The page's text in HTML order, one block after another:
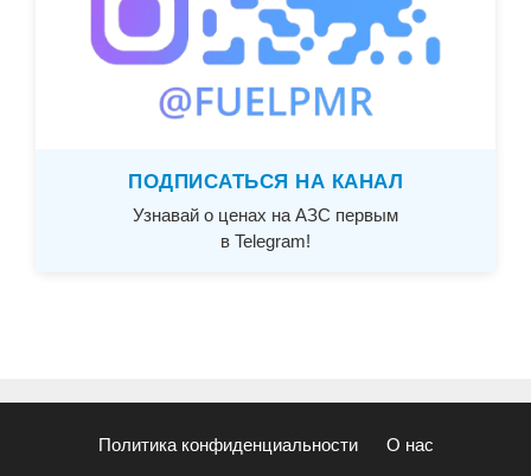
ПОДПИСАТЬСЯ НА КАНАЛ
Узнавай о ценах на АЗС первым
в Telegram!
Политика конфиденциальности О нас